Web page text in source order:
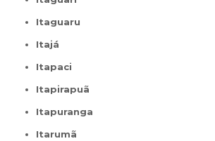
Itaguaru
Itajá
Itapaci
Itapirapuã
Itapuranga
Itarumã